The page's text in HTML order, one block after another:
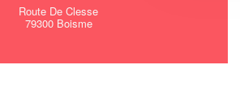
Route De Clesse
79300 Boisme